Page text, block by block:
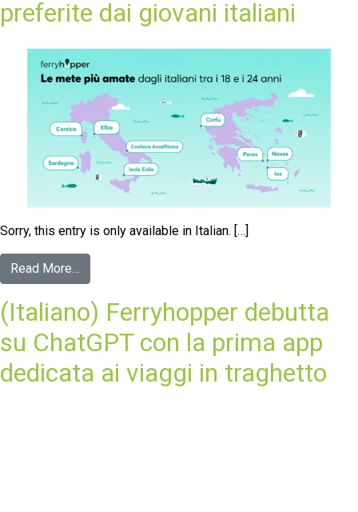
preferite dai giovani italiani
Sorry, this entry is only available in Italian. […]
Read More…
(Italiano) Ferryhopper debutta
su ChatGPT con la prima app
dedicata ai viaggi in traghetto